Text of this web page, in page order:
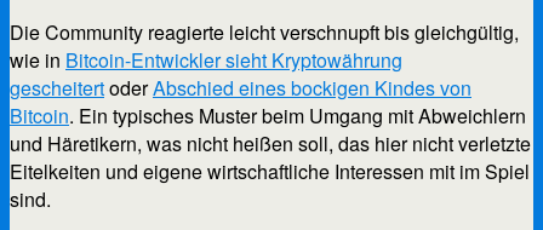
Die Community reagierte leicht verschnupft bis gleichgültig,
wie in Bitcoin-Entwickler sieht Kryptowährung
gescheitertoderAbschied eines bockigen Kindes von
Bitcoin. Ein typisches Muster beim Umgang mit Abweichlern
und Häretikern, was nicht heißen soll, das hier nicht verletzte
Eitelkeiten und eigene wirtschaftliche Interessen mit im Spiel
sind.